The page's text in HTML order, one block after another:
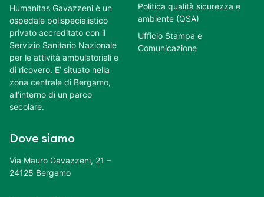
Humanitas Gavazzeni è un
ospedale polispecialistico
privato accreditato con il
Servizio Sanitario Nazionale
per le attività ambulatoriali e
di ricovero. E’ situato nella
zona centrale di Bergamo,
all’interno di un parco
secolare.
Dove siamo
Via Mauro Gavazzeni, 21 –
24125 Bergamo
Politica qualità sicurezza e
ambiente (QSA)
Ufficio Stampa e
Comunicazione